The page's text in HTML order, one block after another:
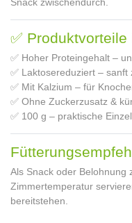
✅
✅ Hoher Proteingehalt –
✅ Laktosereduziert – sanft
✅ Mit Kalzium – für
✅ Ohne Zuckerzusatz &
✅ 100 g – praktische
Als Snack oder Belohnung
Zimmertemperatur
bereitstehen.